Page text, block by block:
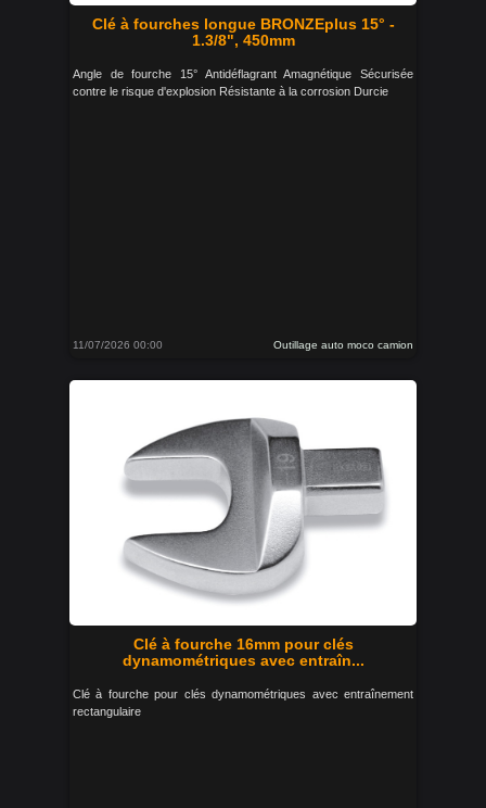
Clé à fourches longue BRONZEplus 15° -
1.3/8", 450mm
Angle de fourche 15° Antidéflagrant Amagnétique Sécurisée
contre le risque d'explosion Résistante à la corrosion Durcie
11/07/2026 00:00 Outillage auto moco camion
Clé à fourche 16mm pour clés
dynamométriques avec entraîn...
Clé à fourche pour clés dynamométriques avec entraînement
rectangulaire